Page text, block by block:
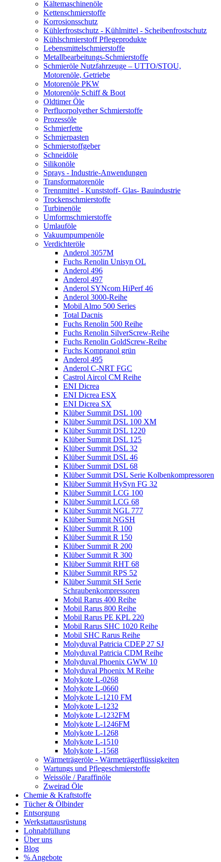
Kältemaschinenöle
Kettenschmierstoffe
Korrosionsschutz
Kühlerfrostschutz - Kühlmittel - Scheibenfrostschutz
Kühlschmierstoff Pflegeprodukte
Lebensmittelschmierstoffe
Metallbearbeitungs-Schmierstoffe
Schmieröle Nutzfahrzeuge – UTTO/STOU,
Motorenöle, Getriebe
Motorenöle PKW
Motorenöle Schiff & Boot
Oldtimer Öle
Perfluorpolyether Schmierstoffe
Prozessöle
Schmierfette
Schmierpasten
Schmierstoffgeber
Schneidöle
Silikonöle
Sprays - Industrie-Anwendungen
Transformatorenöle
Trennmittel - Kunststoff- Glas- Bauindustrie
Trockenschmierstoffe
Turbinenöle
Umformschmierstoffe
Umlauföle
Vakuumpumpenöle
Verdichteröle
Anderol 3057M
Fuchs Renolin Unisyn OL
Anderol 496
Anderol 497
Anderol SYNcom HiPerf 46
Anderol 3000-Reihe
Mobil Almo 500 Series
Total Dacnis
Fuchs Renolin 500 Reihe
Fuchs Renolin SilverScrew-Reihe
Fuchs Renolin GoldScrew-Reihe
Fuchs Kompranol grün
Anderol 495
Anderol C-NRT FGC
Castrol Aircol CM Reihe
ENI Dicrea
ENI Dicrea ESX
ENI Dicrea SX
Klüber Summit DSL 100
Klüber Summit DSL 100 XM
Klüber Summit DSL 1220
Klüber Summit DSL 125
Klüber Summit DSL 32
Klüber Summit DSL 46
Klüber Summit DSL 68
Klüber Summit DSL Serie Kolbenkompressoren
Klüber Summit HySyn FG 32
Klüber Summit LCG 100
Klüber Summit LCG 68
Klüber Summit NGL 777
Klüber Summit NGSH
Klüber Summit R 100
Klüber Summit R 150
Klüber Summit R 200
Klüber Summit R 300
Klüber Summit RHT 68
Klüber Summit RPS 52
Klüber Summit SH Serie
Schraubenkompressoren
Mobil Rarus 400 Reihe
Mobil Rarus 800 Reihe
Mobil Rarus PE KPL 220
Mobil Rarus SHC 1020 Reihe
Mobil SHC Rarus Reihe
Molyduval Patricia CDEP 27 SJ
Molyduval Patricia CDM Reihe
Molyduval Phoenix GWW 10
Molyduval Phoenix M Reihe
Molykote L-0268
Molykote L-0660
Molykote L-1210 FM
Molykote L-1232
Molykote L-1232FM
Molykote L-1246FM
Molykote L-1268
Molykote L-1510
Molykote L-1568
Wärmeträgeröle - Wärmeträgerflüssigkeiten
Wartungs und Pflegeschmierstoffe
Weissöle / Paraffinöle
Zweirad Öle
Chemie & Kraftstoffe
Tücher & Ölbinder
Entsorgung
Werkstattausrüstung
Lohnabfüllung
Über uns
Blog
% Angebote